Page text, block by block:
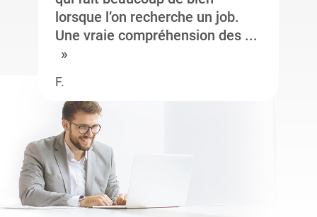
lorsque l’on recherche un job.
Une vraie compréhension des ...
F.